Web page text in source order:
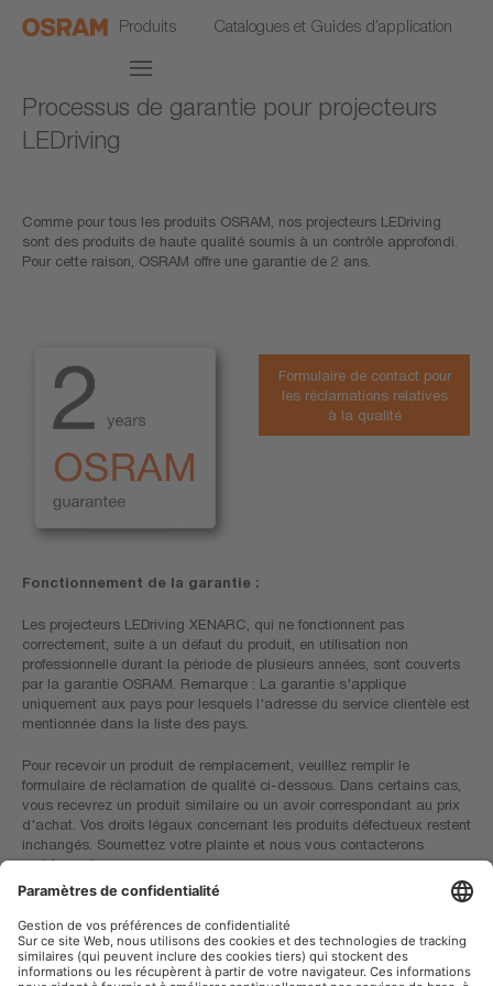
Produits Catalogues et Guides d’application
Processus de garantie pour projecteurs
LEDriving
Comme pour tous les produits OSRAM, nos projecteurs LEDriving
sont des produits de haute qualité soumis à un contrôle approfondi.
Pour cette raison, OSRAM offre une garantie de 2 ans.
Formulaire de contact pour
les réclamations relatives
à la qualité
Fonctionnement de la garantie :
Les projecteurs LEDriving XENARC, qui ne fonctionnent pas
correctement, suite à un défaut du produit, en utilisation non
professionnelle durant la période de plusieurs années, sont couverts
par la garantie OSRAM. Remarque : La garantie s'applique
uniquement aux pays pour lesquels l'adresse du service clientèle est
mentionnée dans la liste des pays.
Pour recevoir un produit de remplacement, veuillez remplir le
formulaire de réclamation de qualité ci-dessous. Dans certains cas,
vous recevrez un produit similaire ou un avoir correspondant au prix
d'achat. Vos droits légaux concernant les produits défectueux restent
inchangés. Soumettez votre plainte et nous vous contacterons
rapidement.
Liste des pays offrant la garantie